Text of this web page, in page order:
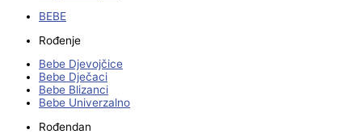
BEBE
Rođenje
Bebe Djevojčice
Bebe Dječaci
Bebe Blizanci
Bebe Univerzalno
Rođendan